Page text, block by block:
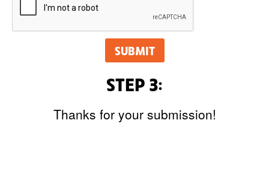
SUBMIT
STEP 3:
Thanks for your submission!